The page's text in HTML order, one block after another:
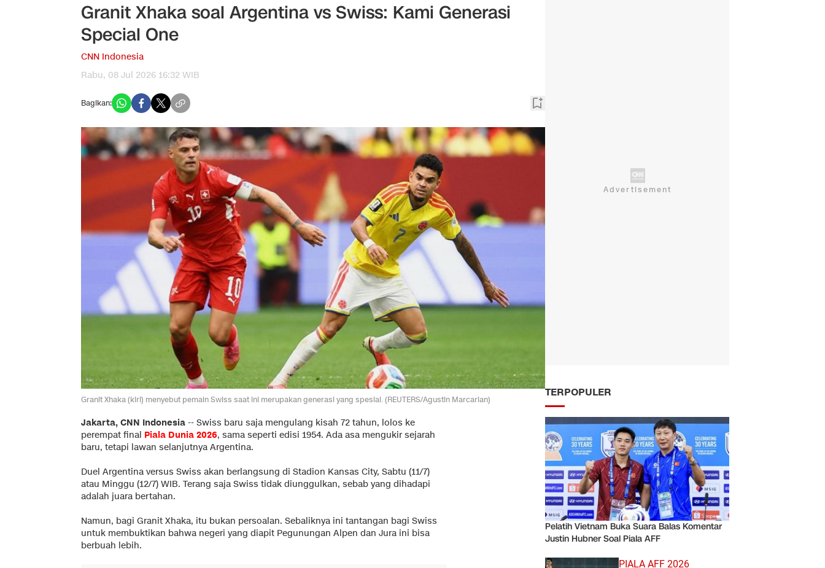
Granit Xhaka soal Argentina vs Swiss: Kami Generasi
Special One
CNN Indonesia
Rabu, 08 Jul 2026 16:32 WIB
Bagikan:
Granit Xhaka (kiri) menyebut pemain Swiss saat ini merupakan generasi yang spesial. (REUTERS/Agustin Marcarian)
Jakarta, CNN Indonesia -- Swiss baru saja mengulang kisah 72 tahun, lolos ke
perempat final Piala Dunia 2026, sama seperti edisi 1954. Ada asa mengukir sejarah
baru, tetapi lawan selanjutnya Argentina.
Duel Argentina versus Swiss akan berlangsung di Stadion Kansas City, Sabtu (11/7)
atau Minggu (12/7) WIB. Terang saja Swiss tidak diunggulkan, sebab yang dihadapi
adalah juara bertahan.
Namun, bagi Granit Xhaka, itu bukan persoalan. Sebaliknya ini tantangan bagi Swiss
untuk membuktikan bahwa negeri yang diapit Pegunungan Alpen dan Jura ini bisa
berbuah lebih.
TERPOPULER
Pelatih Vietnam Buka Suara Balas Komentar
Justin Hubner Soal Piala AFF
PIALA AFF 2026